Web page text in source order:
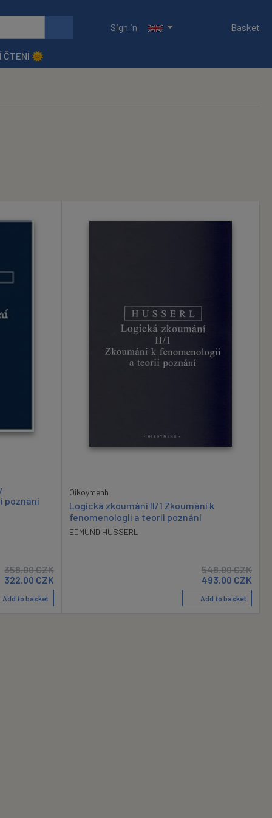
Sign in
Basket
ČTENÍ 🌞
poznání
358.00CZK
322.00 CZK
Add to basket
Oikoymenh
Logická zkoumání II/1 Zkoumání k
fenomenologii a teorii poznání
EDMUND HUSSERL
548.00CZK
493.00 CZK
Add to basket